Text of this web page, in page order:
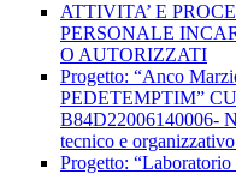
ATTIVITA’ E
PERSONALE
O AUTORIZZATI
Progetto: “Anco
PEDETEMPTIM”
B84D22006140006-
tecnico e
Progetto: